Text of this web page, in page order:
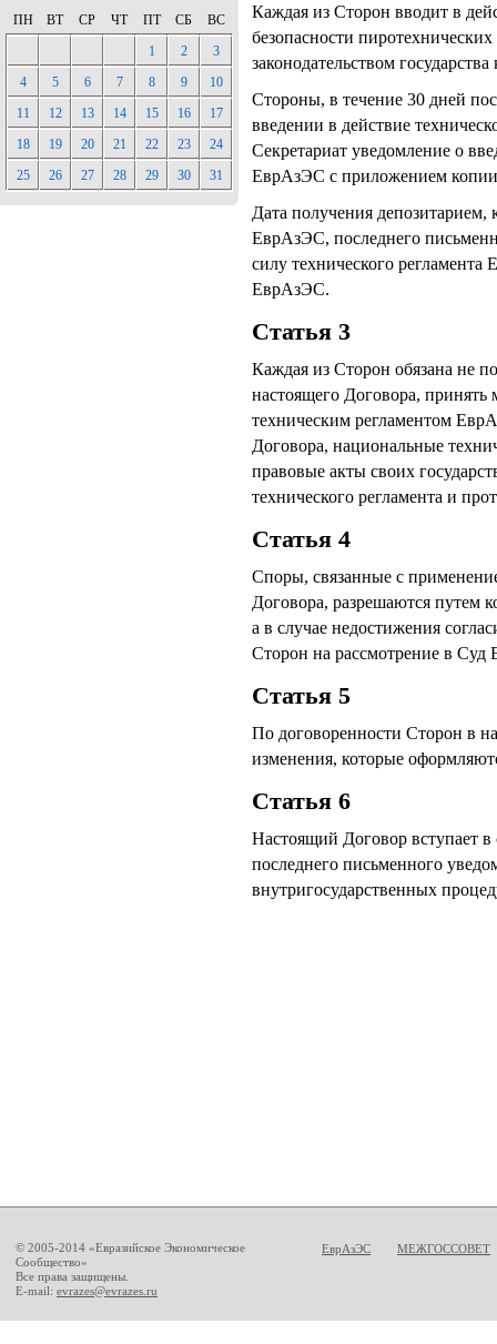
ПН ВТ СР ЧТ ПТ СБ
ВС
1
2
3
4
5 6 7 8 9
10
11
12 13 14 15 16
17
18
19 20 21 22 23
24
25
26 27 28 29 30 31
Каждая из Сторон вводит в
безопасности
законодательством
Стороны, в течение 30 дней
введении в действие
Секретариат уведомление о
ЕврАзЭС с приложением копии
Дата получения
ЕврАзЭС, последнего
силу технического
ЕврАзЭС.
Статья 3
Каждая из Сторон обязана не
настоящего Договора,
техническим регламентом
Договора, национальные
правовые акты своих
технического регламента и
Статья 4
Споры, связанные с
Договора, разрешаются путем
а в случае недостижения
Сторон на рассмотрение в Суд
Статья 5
По договоренности Сторон в
изменения, которые
Статья 6
Настоящий Договор вступает
последнего письменного
внутригосударственных
© 2005-2014 «Евразийское Экономическое
Сообщество»
Все права защищены.
E-mail: evrazes@evrazes.ru
ЕврАзЭС МЕЖГОССОВЕТ